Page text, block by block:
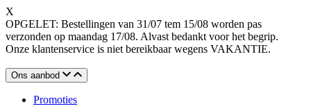
X
OPGELET: Bestellingen van 31/07 tem 15/08 worden pas
verzonden op maandag 17/08. Alvast bedankt voor het begrip.
Onze klantenservice is niet bereikbaar wegens VAKANTIE.
Ons aanbod
Promoties